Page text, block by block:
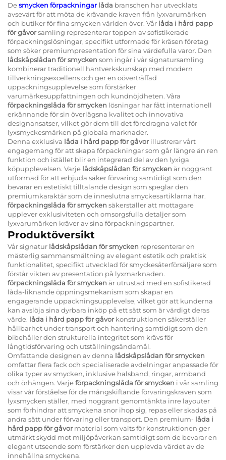
Desmycken förpackningarlåda branschen har utvecklats
avsevärt för att möta de krävande kraven från lyxvarumärken
och butiker för fina smycken världen över. Vår låda i hård papp
för gåvorsamling representerar toppen av sofistikerade
förpackningslösningar, specifikt utformade för kräsen företag
som söker premiumpresentation för sina värdefulla varor. Den
lådskåpslådan för smycken som ingår i vår signatursamling
kombinerar traditionell hantverkskunskap med modern
tillverkningsexcellens och ger en oöverträffad
uppackningsupplevelse som förstärker
varumärkesuppfattningen och kundnöjdheten. Våra
förpackningslåda för smycken lösningar har fått internationell
erkännande för sin överlägsna kvalitet och innovativa
designansatser, vilket gör dem till det föredragna valet för
lyxsmyckesmärken på globala marknader.
Denna exklusiva låda i hård papp för gåvorillustrerar vårt
engagemang för att skapa förpackningar som går längre än ren
funktion och istället blir en integrerad del av den lyxiga
köpupplevelsen. Varje lådskåpslådan för smycken är noggrant
utformad för att erbjuda säker förvaring samtidigt som den
bevarar en estetiskt tilltalande design som speglar den
premiumkaraktär som de inneslutna smyckesartiklarna har.
förpackningslåda för smycken säkerställer att mottagare
upplever exklusiviteten och omsorgsfulla detaljer som
lyxvarumärken kräver av sina förpackningspartner.
Produktöversikt
Vår signatur lådskåpslådan för smycken representerar en
mästerlig sammansmältning av elegant estetik och praktisk
funktionalitet, specifikt utvecklad för smyckesåterförsäljare som
förstår vikten av presentation på lyxmarknaden.
förpackningslåda för smycken är utrustad med en sofistikerad
låda-liknande öppningsmekanism som skapar en
engagerande uppackningsupplevelse, vilket gör att kunderna
kan avslöja sina dyrbara inköp på ett sätt som är värdigt deras
värde. låda i hård papp för gåvorkonstruktionen säkerställer
hållbarhet under transport och hantering samtidigt som den
bibehåller den strukturella integritet som krävs för
långtidsförvaring och utställningsändamål.
Omfattande designen av denna lådskåpslådan för smycken
omfattar flera fack och specialiserade avdelningar anpassade för
olika typer av smycken, inklusive halsband, ringar, armband
och örhängen. Varjeförpackningslåda för smycken i vår samling
visar vår förståelse för de mångskiftande förvaringskraven som
lyxsmycken ställer, med noggrant genomtänkta inre layouter
som förhindrar att smyckena snor ihop sig, repas eller skadas på
andra sätt under förvaring eller transport. Den premium- låda i
hård papp för gåvormaterial som valts för konstruktionen ger
utmärkt skydd mot miljöpåverkan samtidigt som de bevarar en
elegant utseende som förstärker den upplevda värdet av de
innehållna smyckena.